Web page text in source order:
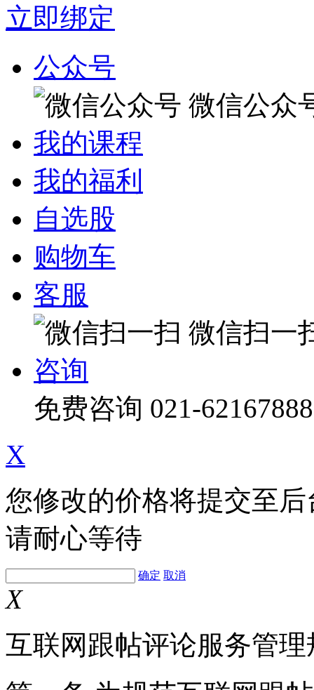
立即绑定
公众号
微信公众
我的课程
我的福利
自选股
购物车
客服
微信扫一
咨询
免费咨询 021-62167888
X
您修改的价格将提交至
请耐心等待
确定 取消
X
互联网跟帖评论服务管理